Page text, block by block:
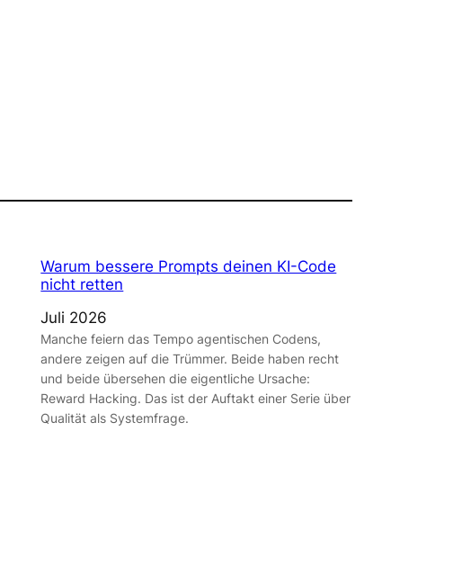
Warum bessere Prompts deinen KI-Code
nicht retten
Juli 2026
Manche feiern das Tempo agentischen Codens,
andere zeigen auf die Trümmer. Beide haben recht
und beide übersehen die eigentliche Ursache:
Reward Hacking. Das ist der Auftakt einer Serie über
Qualität als Systemfrage.